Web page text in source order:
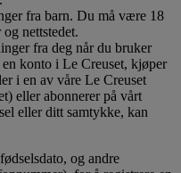
fra barn. Du må være 18
nettstedet.
fra deg når du bruker
en konto i Le Creuset, kjøper
i en av våre Le Creuset
eller abonnerer på vårt
eller ditt samtykke, kan
og andre